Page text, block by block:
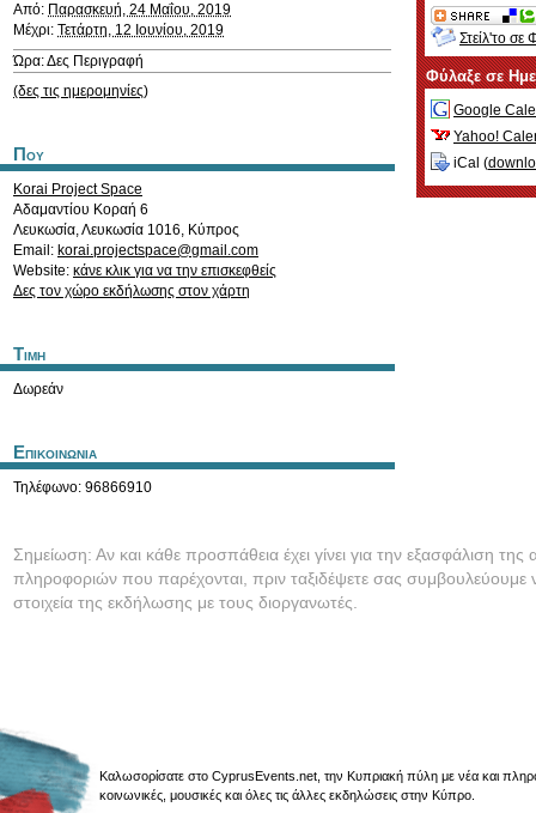
Από: Παρασκευή, 24 Μαΐου, 2019
Μέχρι: Τετάρτη, 12 Ιουνίου, 2019
Ώρα: Δες Περιγραφή
(δες τις ημερομηνίες)
Που
Korai Project Space
Αδαμαντίου Κοραή 6
Λευκωσία,Λευκωσία 1016, Κύπρος
Email: korai.projectspace@gmail.com
Website: κάνε κλικ για να την επισκεφθείς
Δες τον χώρο εκδήλωσης στον χάρτη
Τιμη
Δωρεάν
Επικοινωνια
Τηλέφωνο: 96866910
Στείλ'το σε
Φύλαξε σε
Google
Yahoo!
iCal (
Σημείωση: Αν και κάθε προσπάθεια έχει γίνει για την εξασφάλιση της
πληροφοριών που παρέχονται, πριν ταξιδέψετε σας συμβουλεύουμε
στοιχεία της εκδήλωσης με τους διοργανωτές.
Καλωσορίσατε στο CyprusEvents.net, την Κυπριακή πύλη με νέα και
κοινωνικές, μουσικές και όλες τις άλλες εκδηλώσεις στην Κύπρο.